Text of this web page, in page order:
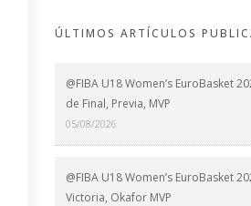
ÚLTIMOS ARTÍCULOS
@FIBA U18 Women’s EuroBasket
de Final, Previa, MVP
05/08/2026
@FIBA U18 Women’s EuroBasket
Victoria, Okafor MVP